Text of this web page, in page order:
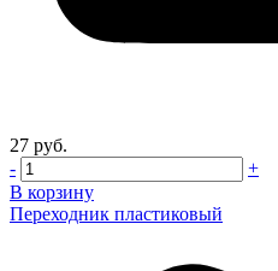
27 руб.
-
+
В корзину
Переходник пластиковый